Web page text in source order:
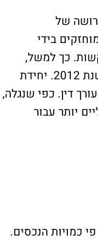
של
בידי
כך למשל,
בשנת 2015, נרשמו קרוב ל-40 אלף בקשות, עלייה של למעלה מ-20% בהשוואה לשנת 2012. יחידת
דין. כפי שנגלה,
יותר עבור
כמויות הנכסים.